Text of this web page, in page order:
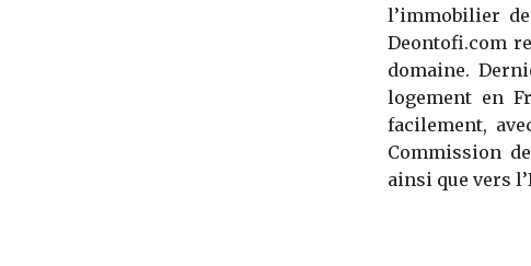
l’immobilier
Deontofi.com
domaine.
logement en
facilement,
Commission
ainsi que vers